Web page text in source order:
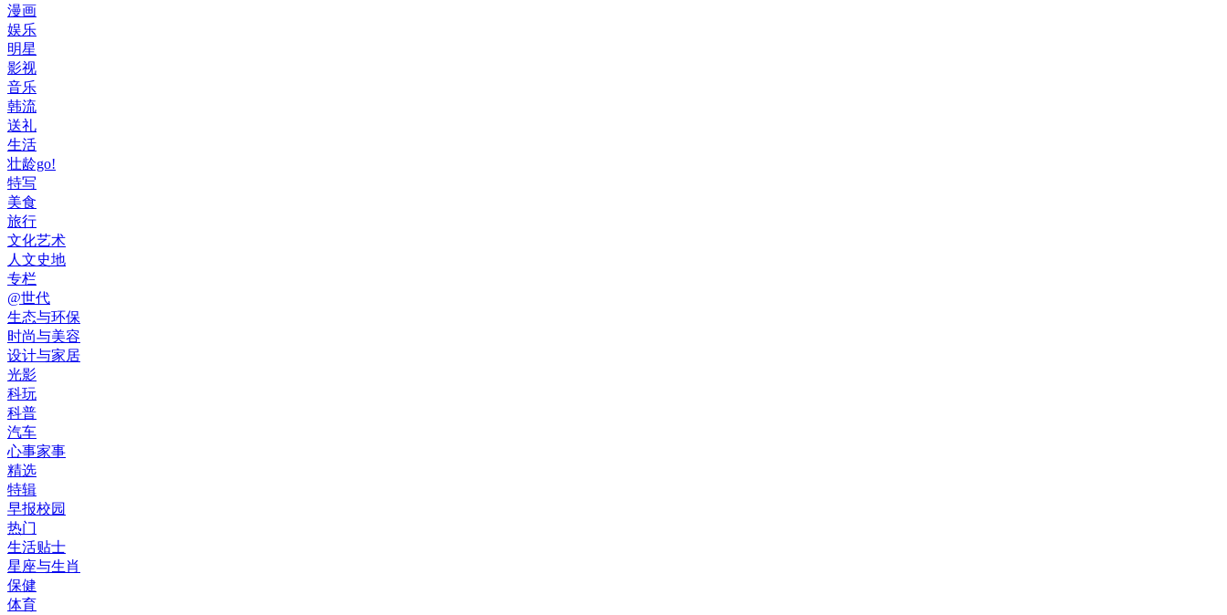
漫画
娱乐
明星
影视
音乐
韩流
送礼
生活
壮龄go!
特写
美食
旅行
文化艺术
人文史地
专栏
@世代
生态与环保
时尚与美容
设计与家居
光影
科玩
科普
汽车
心事家事
精选
特辑
早报校园
热门
生活贴士
星座与生肖
保健
体育